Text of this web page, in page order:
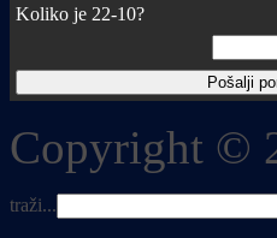
Koliko je 22-10?
Copyright ©
traži...